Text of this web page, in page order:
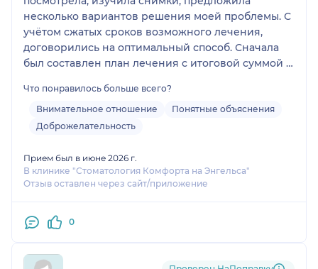
несколько вариантов решения моей проблемы. С
учётом сжатых сроков возможного лечения,
договорились на оптимальный способ. Сначала
был составлен план лечения с итоговой суммой и
максимально спокойно и комфортно. Я полностью
довольна результатом, рекомендую доктора
Что понравилось больше всего?
Внимательное отношение
Понятные объяснения
Доброжелательность
Прием был в июне 2026 г.
В клинике "Стоматология Комфорта на Энгельса"
Отзыв оставлен через сайт/приложение
0